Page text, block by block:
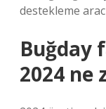
destekleme
Buğday
2024 ne